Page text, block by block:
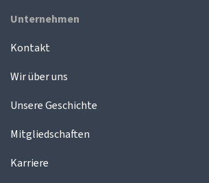
Unternehmen
Kontakt
Wir über uns
Unsere Geschichte
Mitgliedschaften
Karriere